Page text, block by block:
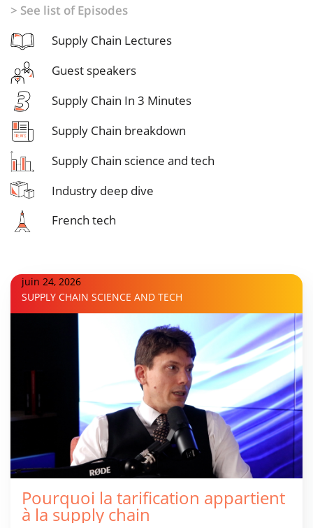
juin 24, 2026
SUPPLY CHAIN SCIENCE AND TECH
Pourquoi la tarification appartient
à la supply chain
> See list of Episodes
Supply Chain Lectures
Guest speakers
Supply Chain In 3 Minutes
Supply Chain breakdown
Supply Chain science and tech
Industry deep dive
French tech